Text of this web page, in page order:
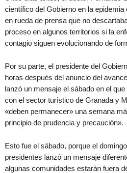
científico del Gobierno en la
en rueda de prensa que no
proceso en algunos territorios si la
contagio siguen evolucionando de
Por su parte, el presidente del
horas después del anuncio del
lanzó un mensaje el sábado en el
con el sector turístico de Granada y
«deben permanecer» una semana
principio de prudencia y precaución».
Esto fue el sábado, porque el
presidentes lanzó un mensaje
algunas comunidades estarán fuera